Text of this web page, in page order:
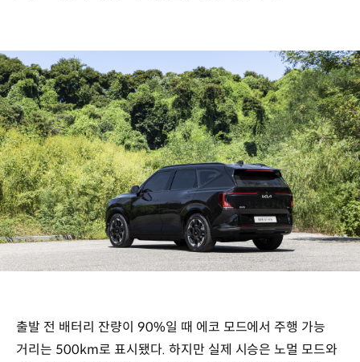
출발 전 배터리 잔량이 90%일 때 에코 모드에서 주행 가능
거리는 500km로 표시됐다. 하지만 실제 시승은 노멀 모드와